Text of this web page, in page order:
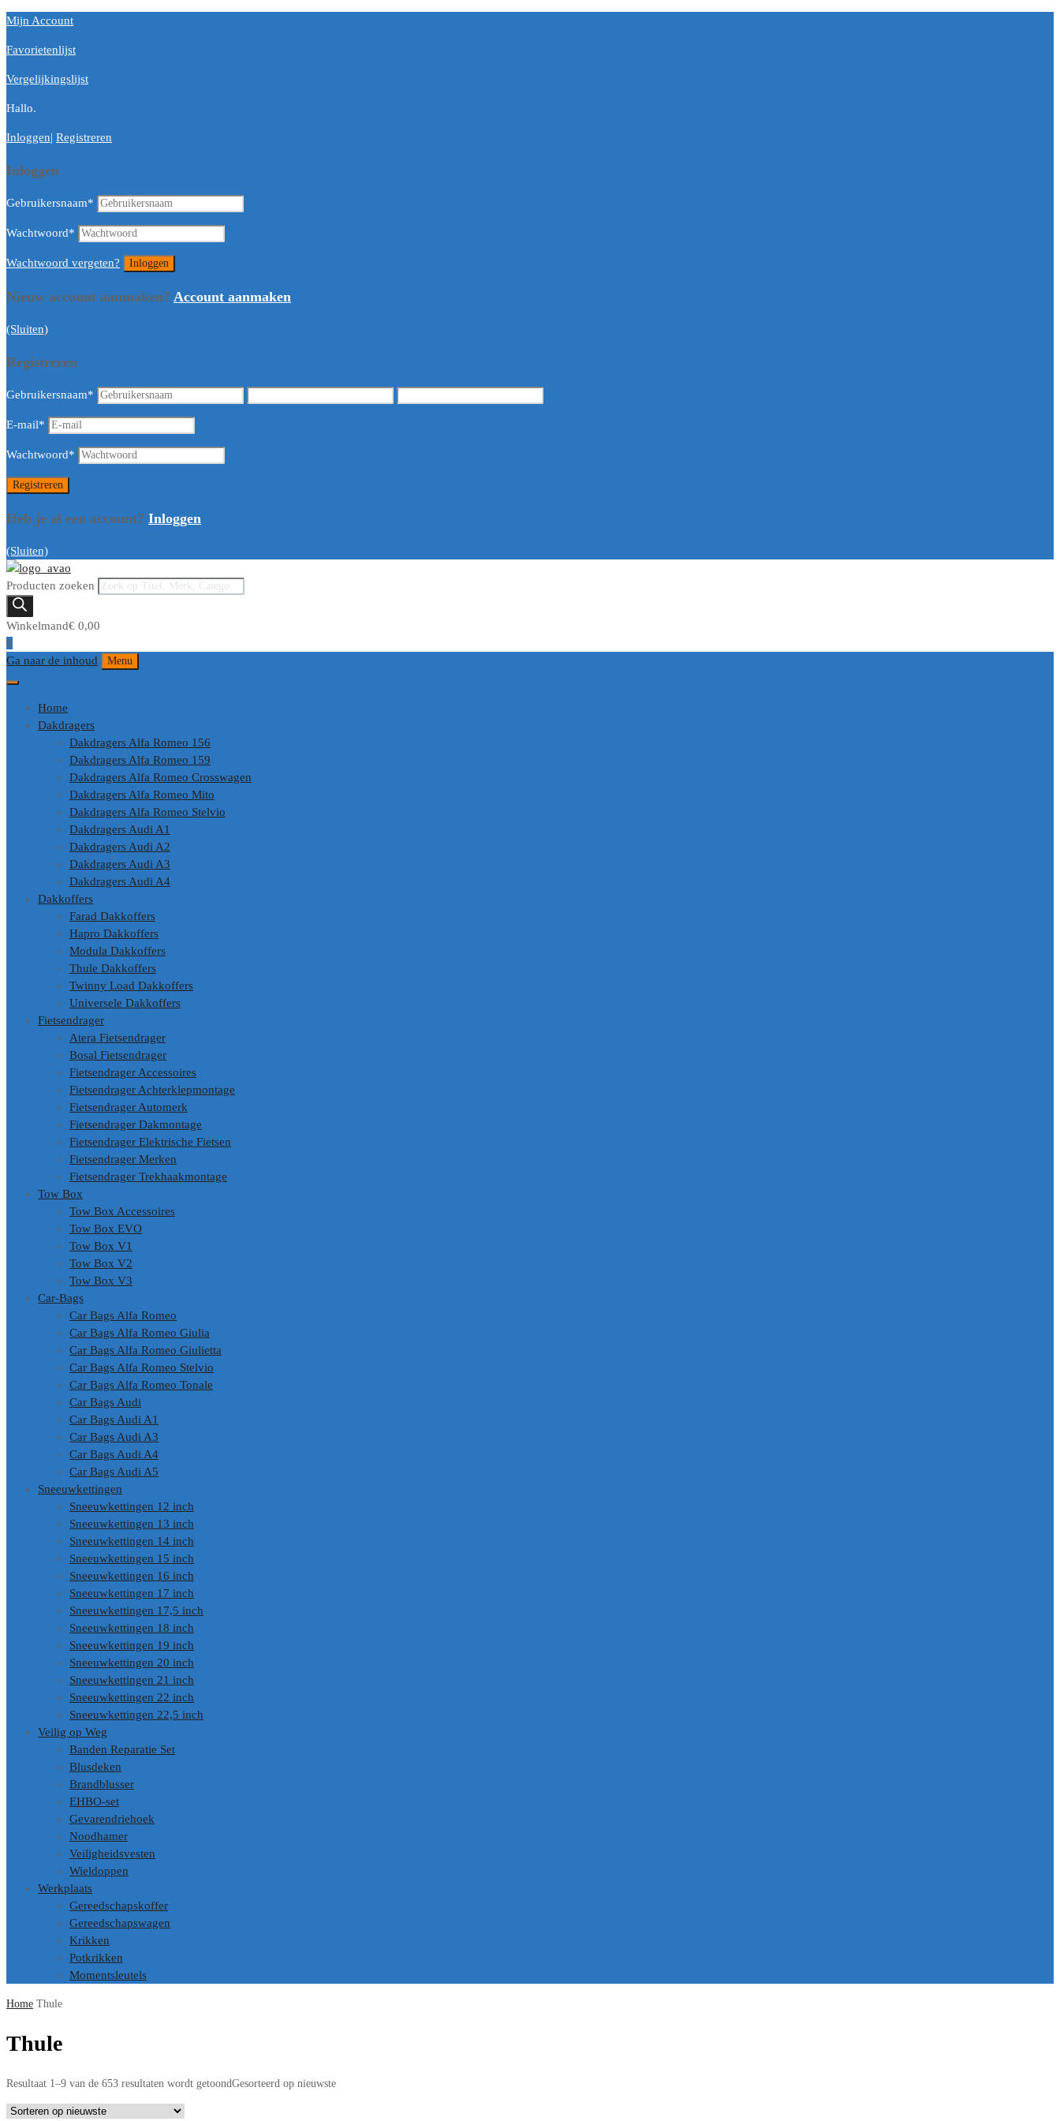
Mijn Account
Favorietenlijst
Vergelijkingslijst
Hallo.
Inloggen| Registreren
Inloggen
Gebruikersnaam*
Wachtwoord*
Wachtwoord vergeten?
Nieuw account aanmaken? Account aanmaken
(Sluiten)
Registreren
Gebruikersnaam*
E-mail*
Wachtwoord*
Heb je al een account? Inloggen
(Sluiten)
Producten zoeken
Winkelmand€ 0,00
0
Ga naar de inhoud
Menu
Home
Dakdragers
Dakdragers Alfa Romeo 156
Dakdragers Alfa Romeo 159
Dakdragers Alfa Romeo Crosswagen
Dakdragers Alfa Romeo Mito
Dakdragers Alfa Romeo Stelvio
Dakdragers Audi A1
Dakdragers Audi A2
Dakdragers Audi A3
Dakdragers Audi A4
Dakkoffers
Farad Dakkoffers
Hapro Dakkoffers
Modula Dakkoffers
Thule Dakkoffers
Twinny Load Dakkoffers
Universele Dakkoffers
Fietsendrager
Atera Fietsendrager
Bosal Fietsendrager
Fietsendrager Accessoires
Fietsendrager Achterklepmontage
Fietsendrager Automerk
Fietsendrager Dakmontage
Fietsendrager Elektrische Fietsen
Fietsendrager Merken
Fietsendrager Trekhaakmontage
Tow Box
Tow Box Accessoires
Tow Box EVO
Tow Box V1
Tow Box V2
Tow Box V3
Car-Bags
Car Bags Alfa Romeo
Car Bags Alfa Romeo Giulia
Car Bags Alfa Romeo Giulietta
Car Bags Alfa Romeo Stelvio
Car Bags Alfa Romeo Tonale
Car Bags Audi
Car Bags Audi A1
Car Bags Audi A3
Car Bags Audi A4
Car Bags Audi A5
Sneeuwkettingen
Sneeuwkettingen 12 inch
Sneeuwkettingen 13 inch
Sneeuwkettingen 14 inch
Sneeuwkettingen 15 inch
Sneeuwkettingen 16 inch
Sneeuwkettingen 17 inch
Sneeuwkettingen 17,5 inch
Sneeuwkettingen 18 inch
Sneeuwkettingen 19 inch
Sneeuwkettingen 20 inch
Sneeuwkettingen 21 inch
Sneeuwkettingen 22 inch
Sneeuwkettingen 22,5 inch
Veilig op Weg
Banden Reparatie Set
Blusdeken
Brandblusser
EHBO-set
Gevarendriehoek
Noodhamer
Veiligheidsvesten
Wieldoppen
Werkplaats
Gereedschapskoffer
Gereedschapswagen
Krikken
Potkrikken
Momentsleutels
Home Thule
Thule
Resultaat 1–9 van de 653 resultaten wordt getoondGesorteerd op nieuwste